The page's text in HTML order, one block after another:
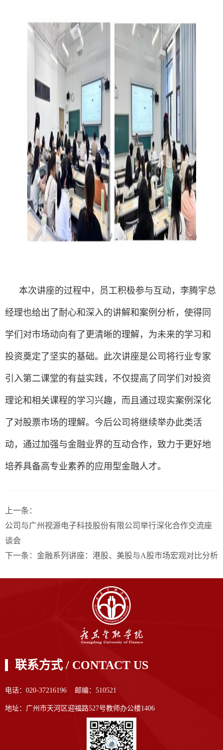
本次讲座的过程中，员工积极参与互动，李腾宇总
经理也给出了耐心和深入的讲解和案例分析，使得同
学们对市场动向有了更清晰的理解，为未来的学习和
投资奠定了坚实的基础。此次讲座是公司将行业专家
引入第二课堂的有益实践，不仅提高了同学们对投资
理论和相关课程的学习兴趣，而且通过现实案例深化
了对股票市场的理解。今后公司将继续举办此类活
动，通过加强与金融业界的互动合作，致力于更好地
培养具备高专业素养的应用型金融人才。
上一条：
公司与广州视源电子科技股份有限公司举行深化合作交流座
谈会
下一条： 金融系列讲座：港股、美股与A股市场宏观对比分析
联系方式 / CONTACT US
电话：020-37216196 邮编：510521
地址：广州市天河区迎福路527号教师办公楼1406